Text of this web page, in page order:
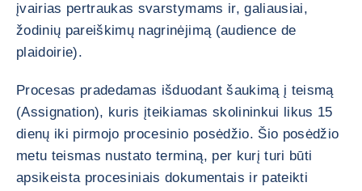
įvairias pertraukas svarstymams ir, galiausiai,
žodinių pareiškimų nagrinėjimą (audience de
plaidoirie).
Procesas pradedamas išduodant šaukimą į teismą
(Assignation), kuris įteikiamas skolininkui likus 15
dienų iki pirmojo procesinio posėdžio. Šio posėdžio
metu teismas nustato terminą, per kurį turi būti
apsikeista procesiniais dokumentais ir pateikti